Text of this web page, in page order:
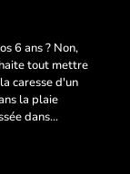
6 ans ? Non,
tout mettre
caresse d'un
la plaie
dans...